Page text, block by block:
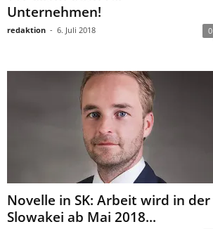
Unternehmen!
redaktion - 6. Juli 2018 0
Novelle in SK: Arbeit wird in der
Slowakei ab Mai 2018...